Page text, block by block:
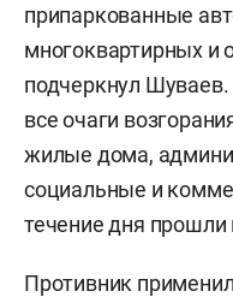
припаркованные
многоквартирных и
подчеркнул
все очаги
жилые дома,
социальные и
течение дня прошли
Противник